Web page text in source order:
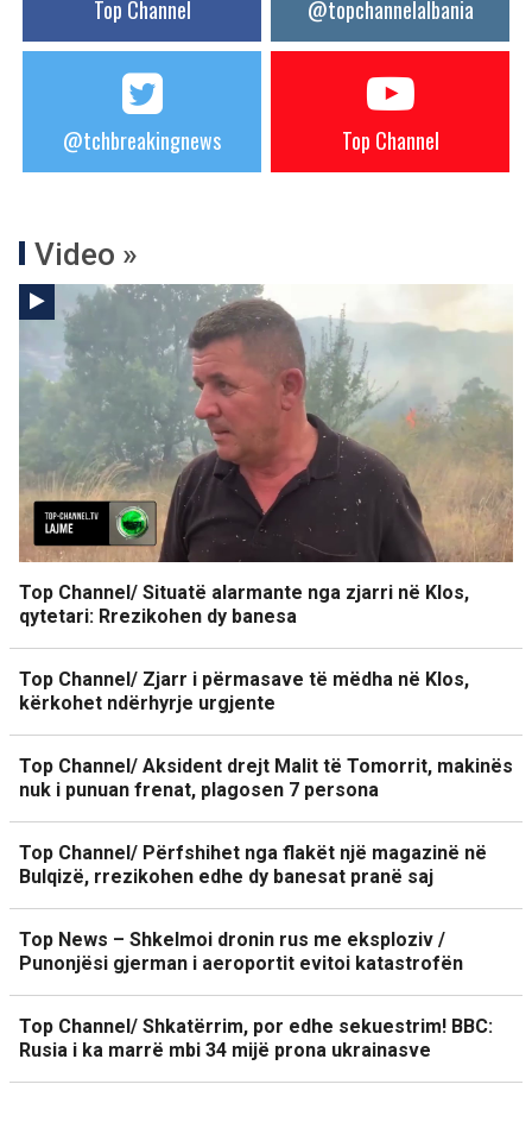
Top Channel @topchannelalbania
@tchbreakingnews Top Channel
Video »
Top Channel/ Situatë alarmante nga zjarri në Klos,
qytetari: Rrezikohen dy banesa
Top Channel/ Zjarr i përmasave të mëdha në Klos,
kërkohet ndërhyrje urgjente
Top Channel/ Aksident drejt Malit të Tomorrit, makinës
nuk i punuan frenat, plagosen 7 persona
Top Channel/ Përfshihet nga flakët një magazinë në
Bulqizë, rrezikohen edhe dy banesat pranë saj
Top News – Shkelmoi dronin rus me eksploziv /
Punonjësi gjerman i aeroportit evitoi katastrofën
Top Channel/ Shkatërrim, por edhe sekuestrim! BBC:
Rusia i ka marrë mbi 34 mijë prona ukrainasve